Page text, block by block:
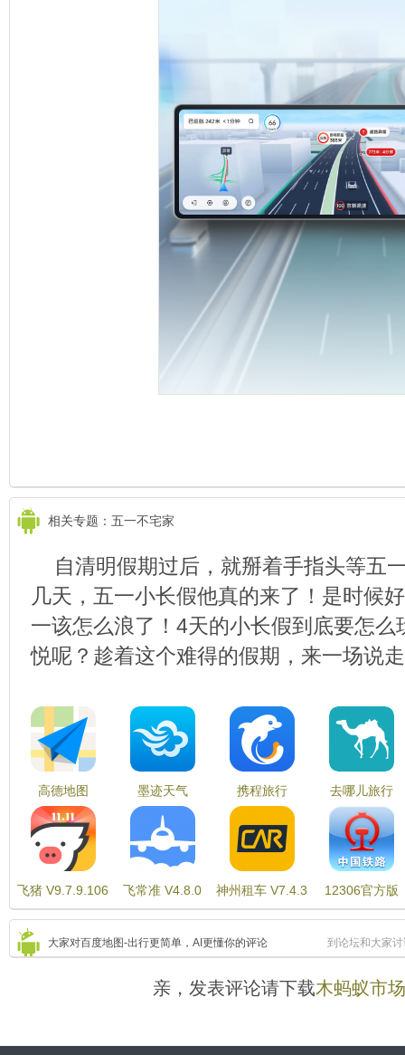
相关专题：五一不宅家
自清明假期过后，就掰着手指头等五
几天，五一小长假他真的来了！是时候
一该怎么浪了！4天的小长假到底要怎么
悦呢？趁着这个难得的假期，来一场说
高德地图
V10.86.0.2724
墨迹天气
V9.0826.02
携程旅行
V8.36.6
去哪儿旅行
V10.0.9
飞猪 V9.7.9.106 飞常准 V4.8.0 神州租车 V7.4.3
12306官方版
V5.2.11
大家对百度地图-出行更简单，AI更懂你的评论 到论坛和大家
亲，发表评论请下载木蚂蚁市